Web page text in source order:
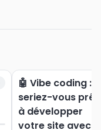
🤖 Vibe coding :
seriez-vous prêt
à développer
votre site avec